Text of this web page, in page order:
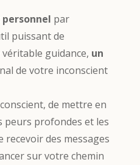
par
puissant de
véritable guidance, un
de votre inconscient
de mettre en
peurs profondes et les
recevoir des messages
sur votre chemin